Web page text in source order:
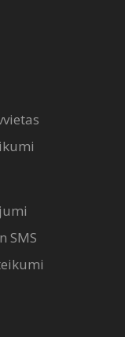
SMS